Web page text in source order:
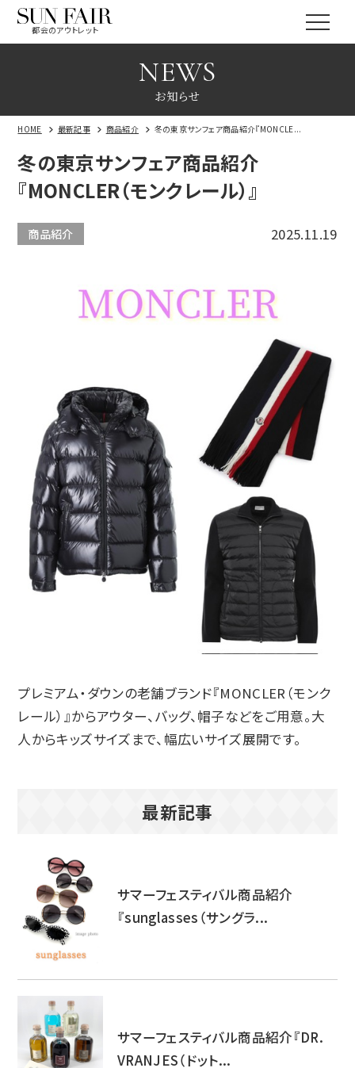
都会のアウトレット
NEWS
お知らせ
HOME 最新記事 商品紹介 冬の東京サンフェア商品紹介『MONCLE...
冬の東京サンフェア商品紹介
『MONCLER（モンクレール）』
商品紹介 2025.11.19
プレミアム・ダウンの老舗ブランド『MONCLER（モンク
レール）』からアウター、バッグ、帽子などをご用意。大
人からキッズサイズまで、幅広いサイズ展開です。
最新記事
サマーフェスティバル商品紹介
『sunglasses（サングラ...
サマーフェスティバル商品紹介『DR.
VRANJES（ドット...